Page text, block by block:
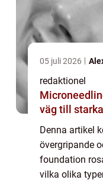
05 juli 2026
redaktionel
väg till
Denna artikel
övergripande
foundation
vilka olika